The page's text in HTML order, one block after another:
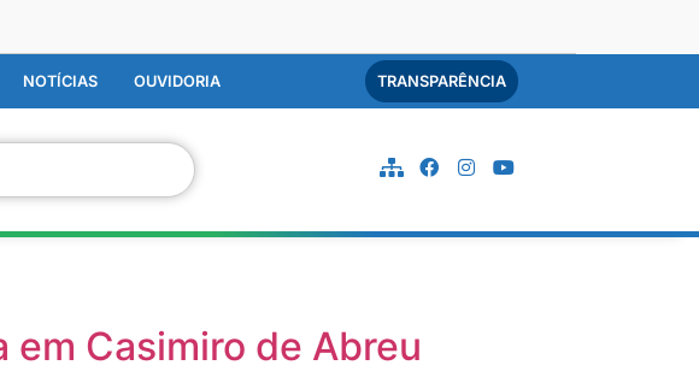
NOTÍCIAS OUVIDORIA TRANSPARÊNCIA
Casimiro de Abreu